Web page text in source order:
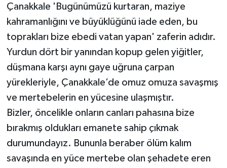
Çanakkale 'Bugünümüzü kurtaran, maziye
kahramanlığını ve büyüklüğünü iade eden, bu
toprakları bize ebedi vatan yapan' zaferin adıdır.
Yurdun dört bir yanından kopup gelen yiğitler,
düşmana karşı aynı gaye uğruna çarpan
yürekleriyle, Çanakkale’de omuz omuza savaşmış
ve mertebelerin en yücesine ulaşmıştır.
Bizler, öncelikle onların canları pahasına bize
bırakmış oldukları emanete sahip çıkmak
durumundayız. Bununla beraber ölüm kalım
savaşında en yüce mertebe olan şehadete eren